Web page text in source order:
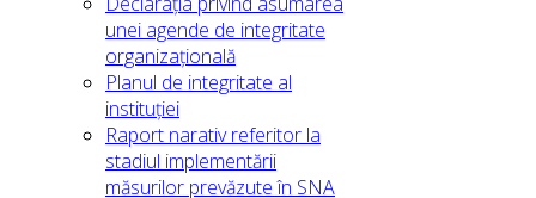
unei agende de integritate
organizațională
Planul de integritate al
instituției
Raport narativ referitor la
stadiul implementării
măsurilor prevăzute în SNA